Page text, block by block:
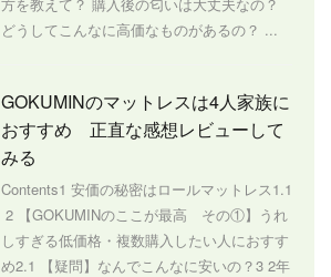
どうしてこんなに高価なものがあるの？ ...
GOKUMINのマットレスは4人家族に
おすすめ 正直な感想レビューして
みる
Contents1 安価の秘密はロールマットレス1.1
2 【GOKUMINのここが最高 その①】うれ
しすぎる低価格・複数購入したい人におすす
め2.1 【疑問】なんでこんなに安いの？3 2年